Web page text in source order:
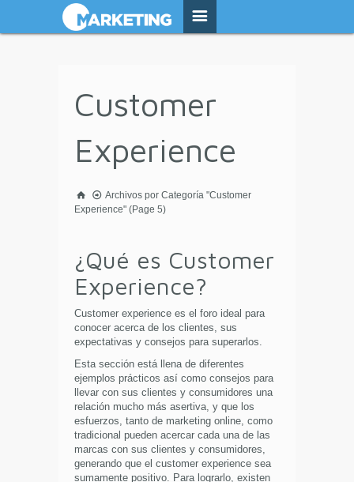
Customer
Experience
Archivos por Categoría "Customer
Experience" (Page 5)
¿Qué es Customer
Experience?
Customer experience es el foro ideal para
conocer acerca de los clientes, sus
expectativas y consejos para superarlos.
Esta sección está llena de diferentes
ejemplos prácticos así como consejos para
llevar con sus clientes y consumidores una
relación mucho más asertiva, y que los
esfuerzos, tanto de marketing online, como
tradicional pueden acercar cada una de las
marcas con sus clientes y consumidores,
generando que el customer experience sea
sumamente positivo. Para lograrlo, existen